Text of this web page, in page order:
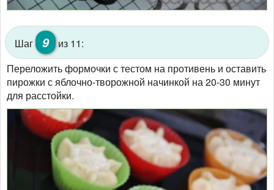
Шаг 9
из 11:
Переложить формочки с тестом на противень и оставить
пирожки с яблочно-творожной начинкой на 20-30 минут
для расстойки.